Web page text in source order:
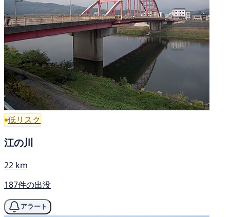
低リスク
江の川
22 km
187件の出没
アラート